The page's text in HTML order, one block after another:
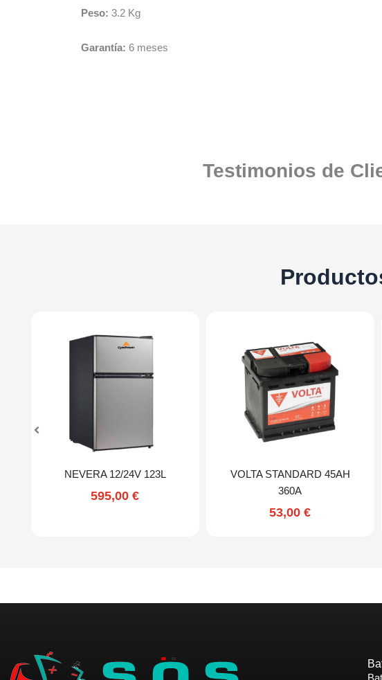
Peso: 3.2 Kg
Garantía: 6 meses
Testimonios de
NEVERA 12/24V 123L
595,00€
VOLTA STANDARD 45AH
360A
53,00€